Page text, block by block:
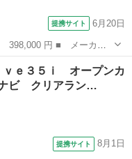
提携サイト 6月20日
レード名： ３１８ｔ
ア枚数： 3D ■ ミッ...
ｖｅ３５ｉ オープンカ
ビ クリアラン…
提携サイト 8月1日